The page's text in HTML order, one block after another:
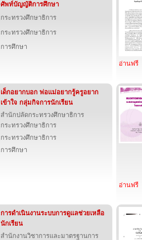
ศัพท์บัญญัติการศึกษา
กระทรวงศึกษาธิการ
กระทรวงศึกษาธิการ
การศึกษา
อ่านฟรี
เด็กอยากบอก พ่อแม่อยากรู้ครูอยาก
เข้าใจ กลุ่มกิจการนักเรียน
สำนักปลัดกระทรวงศึกษาธิการ
กระทรวงศึกษาธิการ
กระทรวงศึกษาธิการ
การศึกษา
อ่านฟรี
การดำเนินงานระบบการดูแลช่วยเหลือ
นักเรียน
สำนักงานวิชาการและมาตรฐานการ